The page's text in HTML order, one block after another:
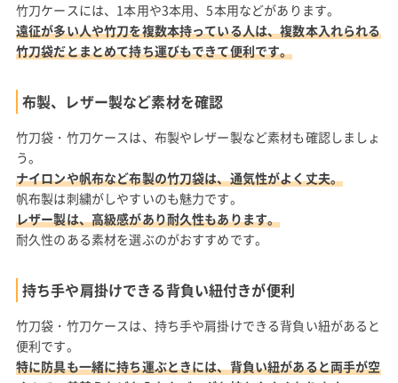
竹刀ケースには、1本用や3本用、5本用などがあります。
遠征が多い人や竹刀を複数本持っている人は、複数本入れられる
竹刀袋だとまとめて持ち運びもできて便利です。
布製、レザー製など素材を確認
竹刀袋・竹刀ケースは、布製やレザー製など素材も確認しましょ
う。
ナイロンや帆布など布製の竹刀袋は、通気性がよく丈夫。
帆布製は刺繍がしやすいのも魅力です。
レザー製は、高級感があり耐久性もあります。
耐久性のある素材を選ぶのがおすすめです。
持ち手や肩掛けできる背負い紐付きが便利
竹刀袋・竹刀ケースは、持ち手や肩掛けできる背負い紐があると
便利です。
特に防具も一緒に持ち運ぶときには、背負い紐があると両手が空